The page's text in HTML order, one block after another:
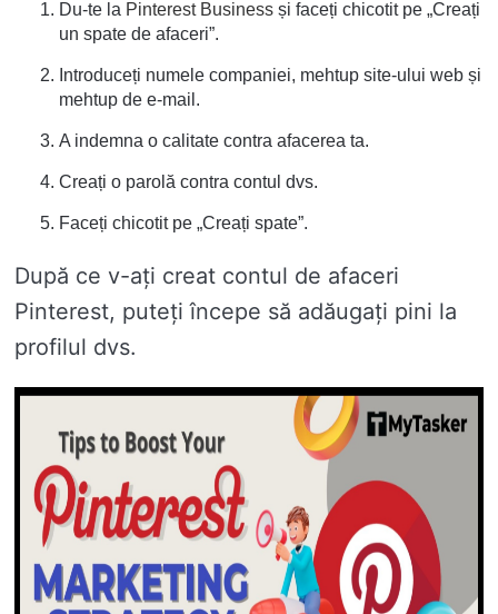
Du-te la Pinterest Business și faceți chicotit pe „Creați
un spate de afaceri”.
Introduceți numele companiei, mehtup site-ului web și
mehtup de e-mail.
A indemna o calitate contra afacerea ta.
Creați o parolă contra contul dvs.
Faceți chicotit pe „Creați spate”.
După ce v-ați creat contul de afaceri
Pinterest, puteți începe să adăugați pini la
profilul dvs.